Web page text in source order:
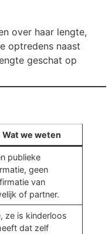
over haar lengte,
optredens naast
geschat op
Wat we weten
publieke
geen
van
of partner.
ze is kinderloos
dat zelf